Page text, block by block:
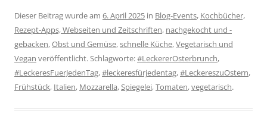
Dieser Beitrag wurde am 6. April 2025 in Blog-Events, Kochbücher,
Rezept-Apps, Webseiten und Zeitschriften, nachgekocht und -
gebacken,Obst und Gemüse,schnelle Küche,Vegetarisch und
Vegan veröffentlicht. Schlagworte:#LeckererOsterbrunch,
#LeckeresFuerJedenTag,#leckeresfürjedentag,#LeckereszuOstern,
Frühstück, Italien, Mozzarella, Spiegelei,Tomaten,vegetarisch.